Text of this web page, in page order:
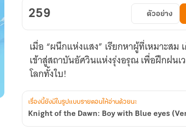
Blue
eyes
(Ver.
book
เล่ม
259 ตัวอย่าง
เมื่อ “ผนึกแห่งแสง” เรียกหาผู้ที่เหมาะ
เข้าสู่สถาบันอัศวินแห่งรุ่งอรุณ เพื่อฝึกฝน
โลกทั้งใบ!
เรื่องนี้ยังมีในรูปแบบรายตอนให้อ่านด้วยนะ
Knight of the Dawn: Boy with Blue eyes